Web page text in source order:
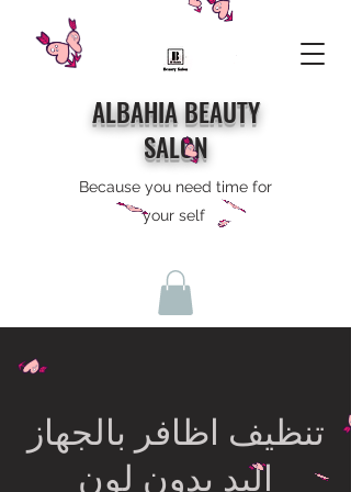
ALBAHIA BEAUTY
SALON
Because you need time for
your self
تنظيف اظافر بالجهاز
اليد بدون لون